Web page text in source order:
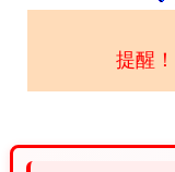
提醒